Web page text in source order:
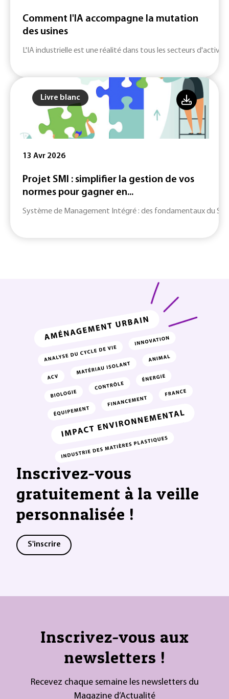
Comment l'IA accompagne la mutation
des usines
L'IA industrielle est une réalité dans tous les secteurs
Livre blanc
13 Avr 2026
Projet SMI : simplifier la gestion de vos
normes pour gagner en...
Système de Management Intégré : des fondamentaux du
Inscrivez-vous
gratuitement à la veille
personnalisée !
S'inscrire
Inscrivez-vous aux
newsletters !
Recevez chaque semaine les newsletters du
Magazine d’Actualité